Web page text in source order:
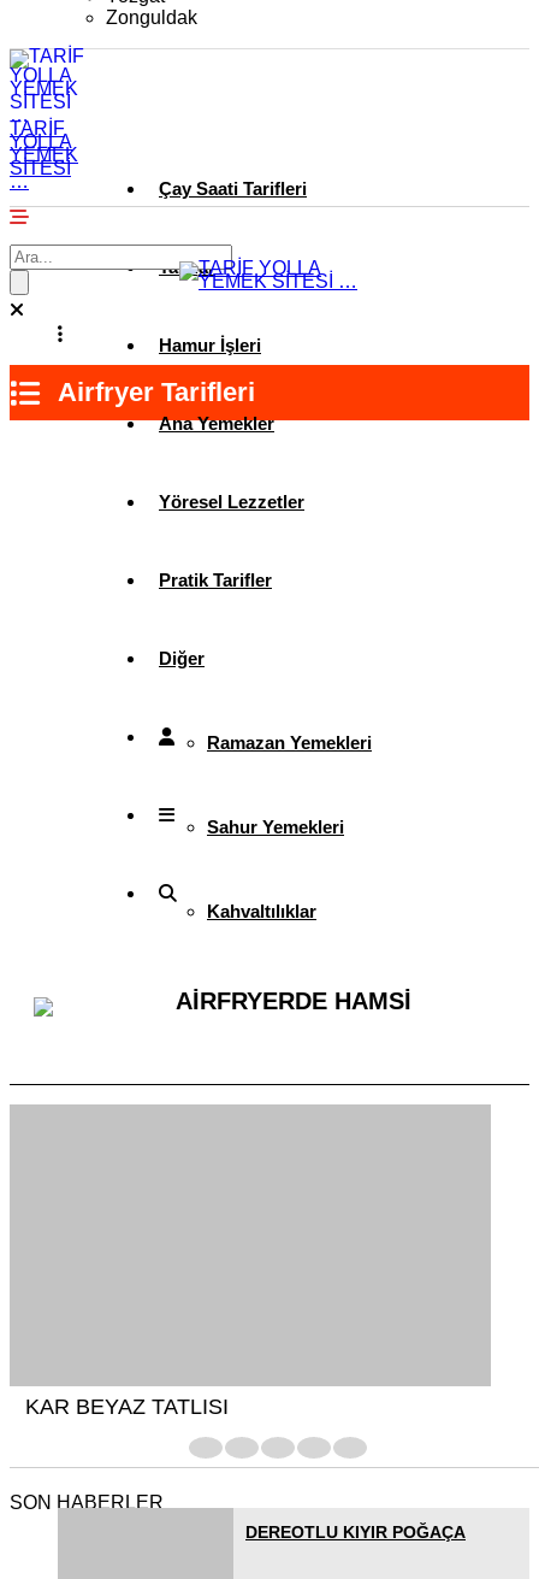
Zonguldak
TARİF
YOLLA
YEMEK
SİTESİ
… Çay Saati Tarifleri
Tatlılar
Hamur İşleri
Ana Yemekler
Yöresel Lezzetler
Pratik Tarifler
Diğer
Ramazan Yemekleri
Sahur Yemekleri
Kahvaltılıklar
Pasta ve Kekler
Airfryer Tarifleri
AİRFRYERDE HAMSİ
KAR BEYAZ TATLISI
SON HABERLER
DEREOTLU KIYIR POĞAÇA